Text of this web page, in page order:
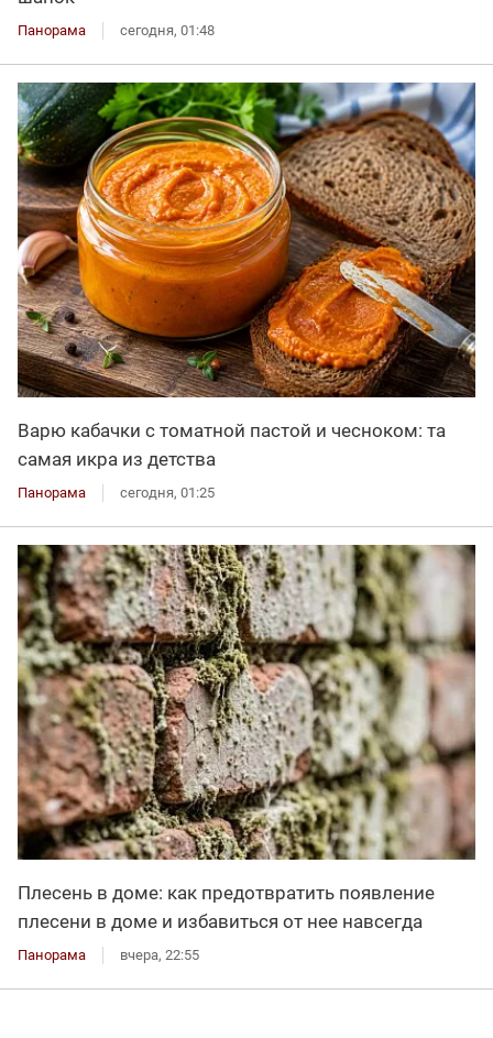
Панорама сегодня, 01:48
Варю кабачки с томатной пастой и чесноком: та
самая икра из детства
Панорама сегодня, 01:25
Плесень в доме: как предотвратить появление
плесени в доме и избавиться от нее навсегда
Панорама вчера, 22:55